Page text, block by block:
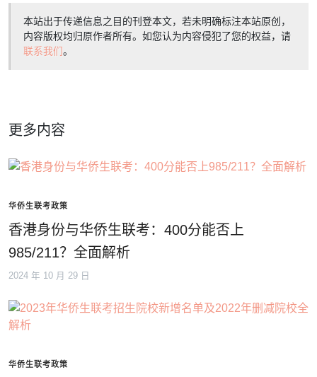
本站出于传递信息之目的刊登本文，若未明确标注本站原创，
内容版权均归原作者所有。如您认为内容侵犯了您的权益，请
联系我们。
更多内容
华侨生联考政策
香港身份与华侨生联考：400分能否上
985/211？全面解析
2024 年 10 月 29 日
华侨生联考政策